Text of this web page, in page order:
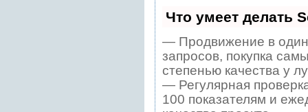
Что умеет делать
— Продвижение в один
запросов, покупка
степенью качества у
— Регулярная
100 показателям и